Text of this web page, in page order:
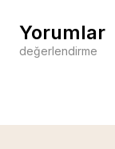
Yorumlar
değerlendirme